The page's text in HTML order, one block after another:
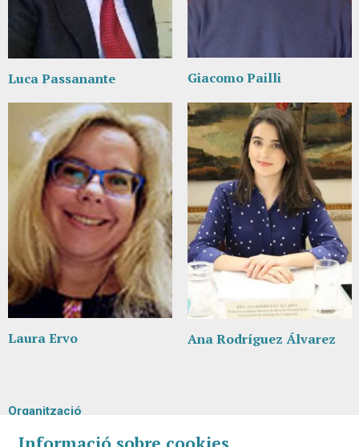
Luca Passanante Giacomo Pailli
Laura Ervo Ana Rodríguez Álvarez
Organització